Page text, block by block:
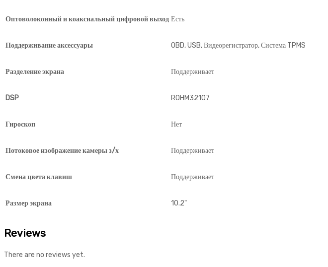
Оптоволоконный и коаксиальный цифровой выход Есть
Поддерживание аксессуары OBD, USB, Видеорегистратор, Система TPMS
Разделение экрана Поддерживает
DSP ROHM32107
Гироскоп Нет
Потоковое изображение камеры з/х Поддерживает
Смена цвета клавиш Поддерживает
Размер экрана 10.2"
Reviews
There are no reviews yet.